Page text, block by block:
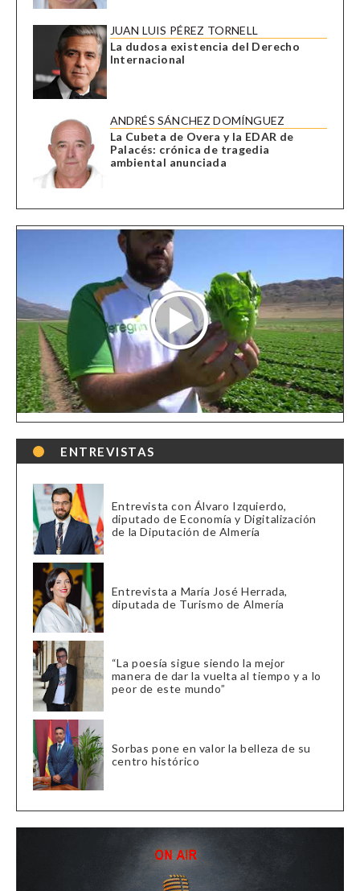
JUAN LUIS PÉREZ TORNELL
La dudosa existencia del Derecho
Internacional
ANDRÉS SÁNCHEZ DOMÍNGUEZ
La Cubeta de Overa y la EDAR de
Palacés: crónica de tragedia
ambiental anunciada
ENTREVISTAS
Entrevista con Álvaro Izquierdo,
diputado de Economía y Digitalización
de la Diputación de Almería
Entrevista a María José Herrada,
diputada de Turismo de Almería
“La poesía sigue siendo la mejor
manera de dar la vuelta al tiempo y a lo
peor de este mundo”
Sorbas pone en valor la belleza de su
centro histórico